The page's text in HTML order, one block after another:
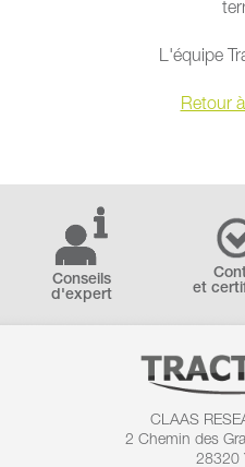
L'équipe
Retour
Conseils
d'expert
et
CLAAS
2 Chemin des
28320